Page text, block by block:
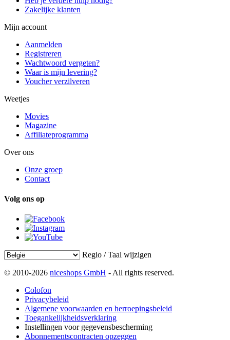
Zakelijke klanten
Mijn account
Aanmelden
Registreren
Wachtwoord vergeten?
Waar is mijn levering?
Voucher verzilveren
Weetjes
Movies
Magazine
Affiliateprogramma
Over ons
Onze groep
Contact
Volg ons op
Regio / Taal wijzigen
© 2010-2026 niceshops GmbH - All rights reserved.
Colofon
Privacybeleid
Algemene voorwaarden en herroepingsbeleid
Toegankelijkheidsverklaring
Instellingen voor gegevensbescherming
Abonnementscontracten opzeggen